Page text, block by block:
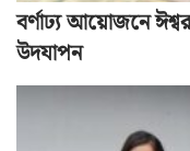
বর্ণাঢ্য আয়োজনে
উদযাপন